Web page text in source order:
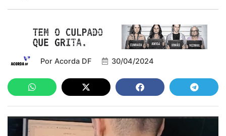
Por Acorda DF 30/04/2024